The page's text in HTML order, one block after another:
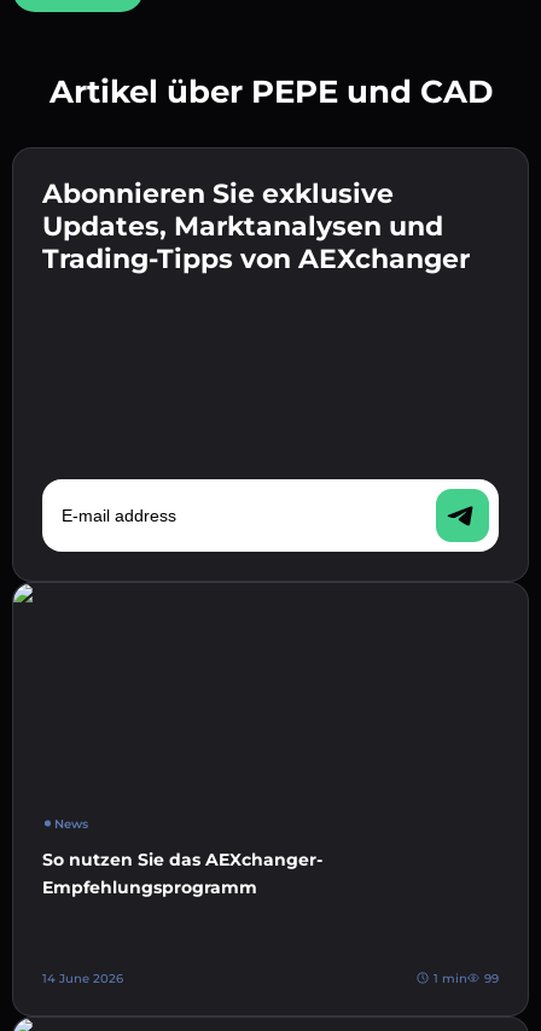
Gib deine Krypto-Wallet-Adresse ein 👉 fahre
mit dem nächsten Schritt fort.
Bestätige deine Identität 👉 fahre mit dem
letzten Schritt fort.
Sende die Einzahlung 👉 erhalte Krypto oder
Fiat in deiner Wallet.
Artikel über PEPE und CAD
Abonnieren Sie exklusive
Updates, Marktanalysen und
Trading-Tipps von AEXchanger
E-mail address
News
So nutzen Sie das AEXchanger-
Empfehlungsprogramm
14 June 2026 1 min 99